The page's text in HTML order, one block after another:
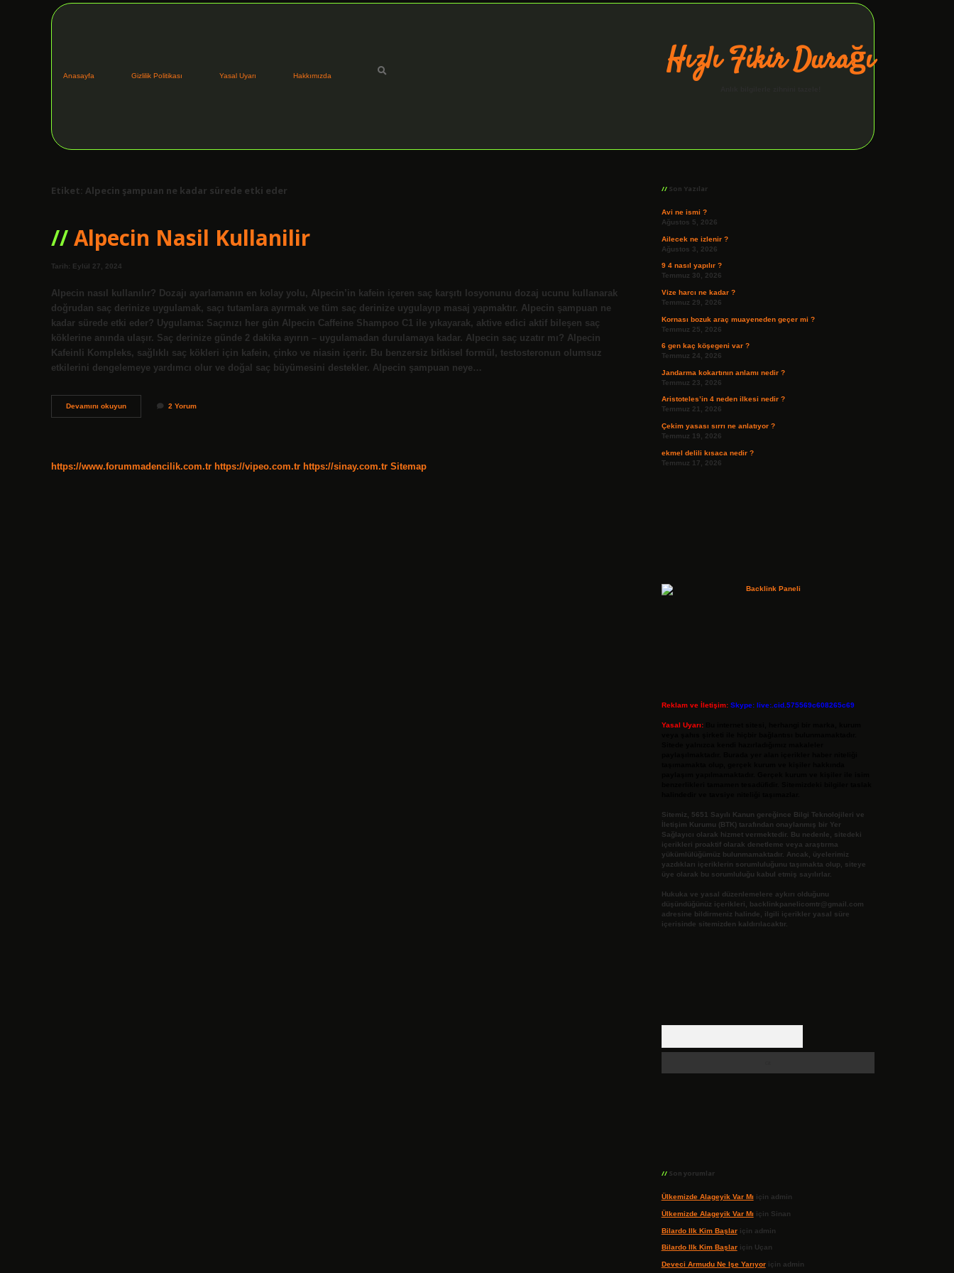
Anasayfa Gizlilik Politikası Yasal Uyarı Hakkımızda Hızlı Fikir Durağı
Etiket: Alpecin şampuan ne kadar sürede etki eder
Alpecin Nasil Kullanilir
Tarih: Eylül 27, 2024
Alpecin nasıl kullanılır? Dozajı ayarlamanın en kolay yolu, Alpecin’in kafein içeren saç karşıtı losyonunu dozaj ucunu kullanarak
doğrudan saç derinize uygulamak, saçı tutamlara ayırmak ve tüm saç derinize uygulayıp masaj yapmaktır. Alpecin şampuan ne
kadar sürede etki eder? Uygulama: Saçınızı her gün Alpecin Caffeine Shampoo C1 ile yıkayarak, aktive edici aktif bileşen saç
köklerine anında ulaşır. Saç derinize günde 2 dakika ayırın – uygulamadan durulamaya kadar. Alpecin saç uzatır mı? Alpecin
Kafeinli Kompleks, sağlıklı saç kökleri için kafein, çinko ve niasin içerir. Bu benzersiz bitkisel formül, testosteronun olumsuz
etkilerini dengelemeye yardımcı olur ve doğal saç büyümesini destekler. Alpecin şampuan neye…
Devamını okuyunAlpecin
Nasil
2 Yorum
https://www.forummadencilik.com.tr https://vipeo.com.tr https://sinay.com.tr Sitemap
Son Yazılar
Avi ne ismi ?
Ağustos 5, 2026
Ailecek ne izlenir ?
Ağustos 3, 2026
9 4 nasıl yapılır ?
Temmuz 30, 2026
Vize harcı ne kadar ?
Temmuz 29, 2026
Kornası bozuk araç muayeneden geçer mi ?
Temmuz 25, 2026
6 gen kaç köşegeni var ?
Temmuz 24, 2026
Jandarma kokartının anlamı nedir ?
Temmuz 23, 2026
Aristoteles’in 4 neden ilkesi nedir ?
Temmuz 21, 2026
Çekim yasası sırrı ne anlatıyor ?
Temmuz 19, 2026
ekmel delili kısaca nedir ?
Temmuz 17, 2026
Reklam ve İletişim: Skype: live:.cid.575569c608265c69
Yasal Uyarı:
Sitemiz, 5651 Sayılı Kanun gereğince Bilgi Teknolojileri ve
İletişim Kurumu (BTK) tarafından onaylanmış bir Yer
Sağlayıcı olarak hizmet vermektedir. Bu nedenle, sitedeki
içerikleri proaktif olarak denetleme veya araştırma
yükümlülüğümüz bulunmamaktadır. Ancak, üyelerimiz
yazdıkları içeriklerin sorumluluğunu taşımakta olup, siteye
üye olarak bu sorumluluğu kabul etmiş sayılırlar.
Hukuka ve yasal düzenlemelere aykırı olduğunu
düşündüğünüz içerikleri,
backlinkpanelicomtr@gmail.com
adresine bildirmeniz halinde, ilgili içerikler yasal süre
içerisinde sitemizden kaldırılacaktır.
Son yorumlar
Ülkemizde Alageyik Var Mı için admin
Ülkemizde Alageyik Var Mı için Sinan
Bilardo Ilk Kim Başlariçin admin
Bilardo Ilk Kim Başlariçin Uçan
Deveci Armudu Ne Işe Yarıyoriçin admin